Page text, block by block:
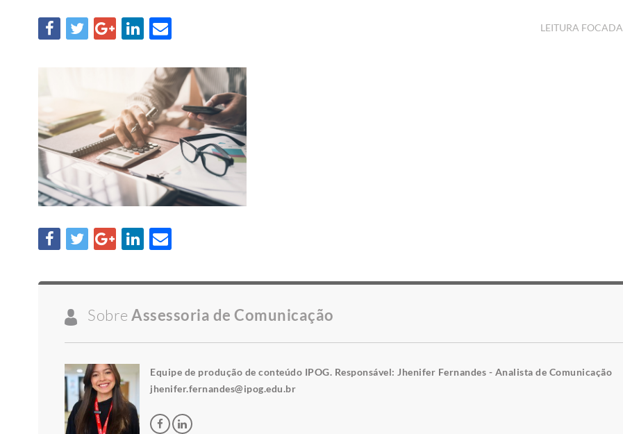
LEITURA FOCADA
Sobre Assessoria de Comunicação
Equipe de produção de conteúdo IPOG. Responsável: Jhenifer Fernandes - Analista de Comunicação
jhenifer.fernandes@ipog.edu.br